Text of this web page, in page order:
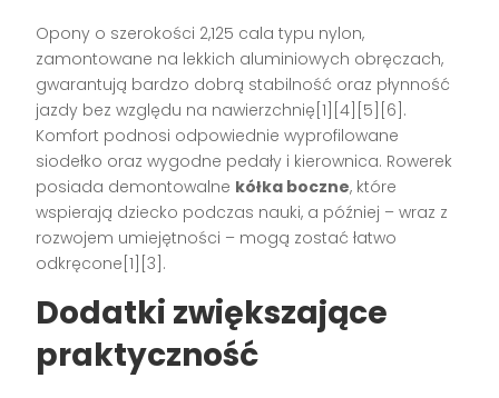
Opony o szerokości 2,125 cala typu nylon,
zamontowane na lekkich aluminiowych obręczach,
gwarantują bardzo dobrą stabilność oraz płynność
jazdy bez względu na nawierzchnię[1][4][5][6].
Komfort podnosi odpowiednie wyprofilowane
siodełko oraz wygodne pedały i kierownica. Rowerek
posiada demontowalne kółka boczne, które
wspierają dziecko podczas nauki, a później – wraz z
rozwojem umiejętności – mogą zostać łatwo
odkręcone[1][3].
Dodatki zwiększające
praktyczność